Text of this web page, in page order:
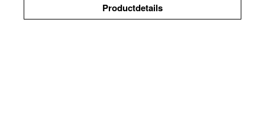
Productdetails